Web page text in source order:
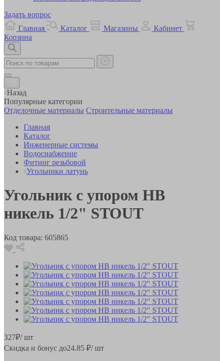
Задать вопрос
Главная
Каталог Магазины
Кабинет
Корзина
Назад
Популярные категории
Отделочные материалы Строительные материалы
Главная
Каталог
Инженерные системы
Водоснабжение
Фитинг резьбовой
Угольники латунь
Угольник с упором НВ
никель 1/2" STOUT
Код товара: 605865
327₽/ шт
Скидка и бонус до24.85 ₽/ шт